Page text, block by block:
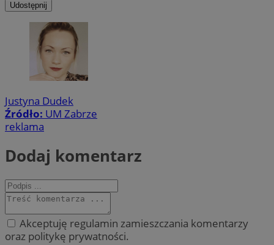
Udostępnij
Justyna Dudek
Źródło: UM Zabrze
reklama
Dodaj komentarz
Akceptuję regulamin zamieszczania komentarzy
oraz politykę prywatności.